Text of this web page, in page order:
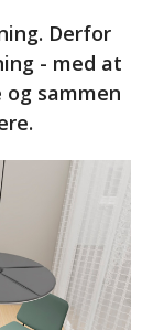
Derfor
- med at
sammen